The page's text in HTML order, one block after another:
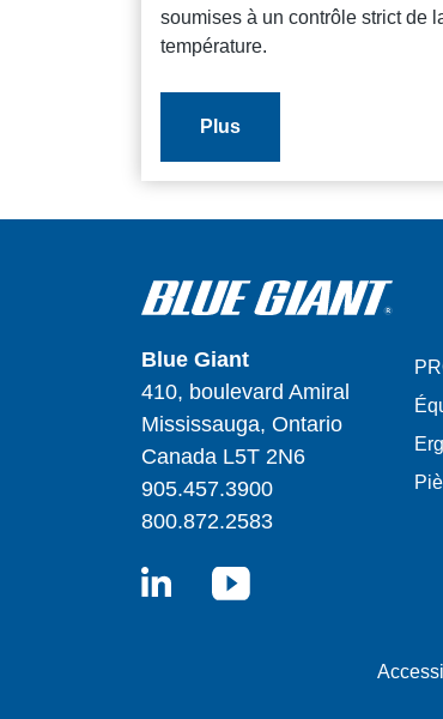
soumises à un contrôle strict de
température.
Plus
Blue Giant
410, boulevard Amiral
Mississauga, Ontario
Canada L5T 2N6
905.457.3900
800.872.2583
LinkedInYouTube